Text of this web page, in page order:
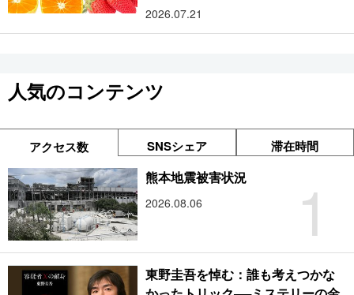
2026.07.21
人気のコンテンツ
アクセス数 SNSシェア 滞在時間
1
熊本地震被害状況
2026.08.06
東野圭吾を悼む：誰も考えつかな